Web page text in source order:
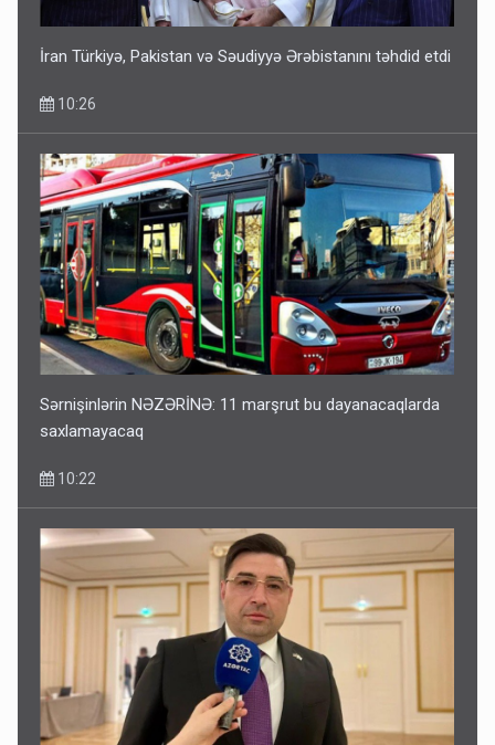
İran Türkiyə, Pakistan və Səudiyyə Ərəbistanını təhdid etdi
10:26
Sərnişinlərin NƏZƏRİNƏ: 11 marşrut bu dayanacaqlarda
saxlamayacaq
10:22